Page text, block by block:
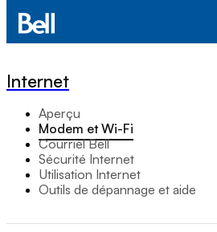
Internet
Aperçu
Modem et Wi-Fi
Courriel Bell
Sécurité Internet
Utilisation Internet
Outils de dépannage et aide